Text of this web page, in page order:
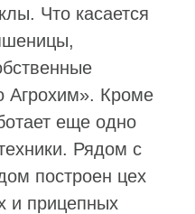
Что касается
Агрохим». Кроме
еще одно
Рядом с
построен цех
и прицепных